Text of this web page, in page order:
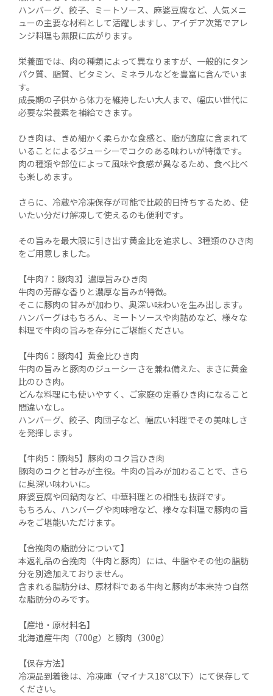
ハンバーグ、餃子、ミートソース、麻婆豆腐など、人気メニ
ューの主要な材料として活躍しますし、アイデア次第でアレ
ンジ料理も無限に広がります。
栄養面では、肉の種類によって異なりますが、一般的にタン
パク質、脂質、ビタミン、ミネラルなどを豊富に含んでいま
す。
成長期の子供から体力を維持したい大人まで、幅広い世代に
必要な栄養素を補給できます。
ひき肉は、きめ細かく柔らかな食感と、脂が適度に含まれて
いることによるジューシーでコクのある味わいが特徴です。
肉の種類や部位によって風味や食感が異なるため、食べ比べ
も楽しめます。
さらに、冷蔵や冷凍保存が可能で比較的日持ちするため、使
いたい分だけ解凍して使えるのも便利です。
その旨みを最大限に引き出す黄金比を追求し、3種類のひき肉
をご用意しました。
【牛肉7：豚肉3】濃厚旨みひき肉
牛肉の芳醇な香りと濃厚な旨みが特徴。
そこに豚肉の甘みが加わり、奥深い味わいを生み出します。
ハンバーグはもちろん、ミートソースや肉詰めなど、様々な
料理で牛肉の旨みを存分にご堪能ください。
【牛肉6：豚肉4】黄金比ひき肉
牛肉の旨みと豚肉のジューシーさを兼ね備えた、まさに黄金
比のひき肉。
どんな料理にも使いやすく、ご家庭の定番ひき肉になること
間違いなし。
ハンバーグ、餃子、肉団子など、幅広い料理でその美味しさ
を発揮します。
【牛肉5：豚肉5】豚肉のコク旨ひき肉
豚肉のコクと甘みが主役。牛肉の旨みが加わることで、さら
に奥深い味わいに。
麻婆豆腐や回鍋肉など、中華料理との相性も抜群です。
もちろん、ハンバーグや肉味噌など、様々な料理で豚肉の旨
みをご堪能いただけます。
【合挽肉の脂肪分について】
本返礼品の合挽肉（牛肉と豚肉）には、牛脂やその他の脂肪
分を別途加えておりません。
含まれる脂肪分は、原材料である牛肉と豚肉が本来持つ自然
な脂肪分のみです。
【産地・原材料名】
北海道産牛肉（700g）と豚肉（300g）
【保存方法】
冷凍品到着後は、冷凍庫（マイナス18℃以下）にて保存して
ください。